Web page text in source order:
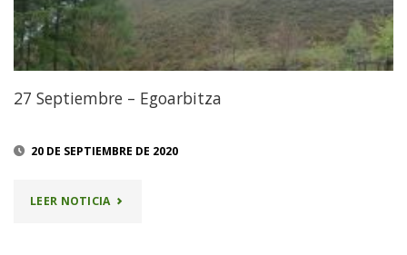
27 Septiembre – Egoarbitza
20 DE SEPTIEMBRE DE 2020
LEER NOTICIA"27